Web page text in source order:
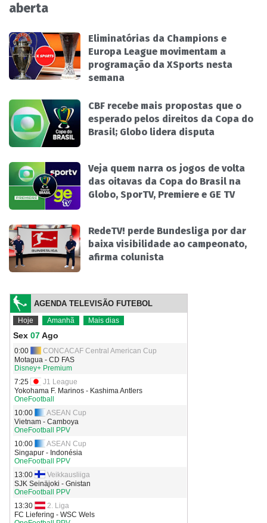
aberta
Eliminatórias da Champions e
Europa League movimentam a
programação da XSports nesta
semana
CBF recebe mais propostas que o
esperado pelos direitos da Copa do
Brasil; Globo lidera disputa
Veja quem narra os jogos de volta
das oitavas da Copa do Brasil na
Globo, SporTV, Premiere e GE TV
RedeTV! perde Bundesliga por dar
baixa visibilidade ao campeonato,
afirma colunista